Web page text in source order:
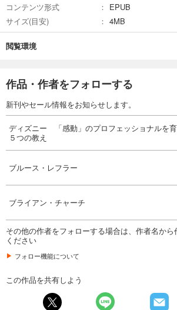
コンテンツ形式
EPUB
サイズ(目安)
4MB
閲覧環境
作品・作者をフォローする
新刊やセール情報をお知らせします。
ディズニー 「感動」のプロフェッショナルを
５つの教え
ブルース・レフラー
ブライアン・チャーチ
その他の作者をフォローする場合は、作者名か
ください
フォロー機能について
この作品を共有しよう